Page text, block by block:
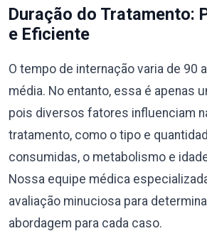
Duração do Tratamento:
e Eficiente
O tempo de internação varia de 90
média. No entanto, essa é apenas
pois diversos fatores influenciam
tratamento, como o tipo e
consumidas, o metabolismo e
Nossa equipe médica
avaliação minuciosa para
abordagem para cada caso.